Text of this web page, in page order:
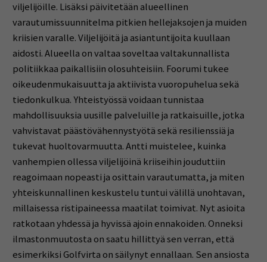
viljelijöille. Lisäksi päivitetään alueellinen
varautumissuunnitelma pitkien hellejaksojen ja muiden
kriisien varalle. Viljelijöitä ja asiantuntijoita kuullaan
aidosti. Alueella on valtaa soveltaa valtakunnallista
politiikkaa paikallisiin olosuhteisiin. Foorumi tukee
oikeudenmukaisuutta ja aktiivista vuoropuhelua sekä
tiedonkulkua. Yhteistyössä voidaan tunnistaa
mahdollisuuksia uusille palveluille ja ratkaisuille, jotka
vahvistavat päästövähennystyötä sekä resilienssiä ja
tukevat huoltovarmuutta. Antti muistelee, kuinka
vanhempien ollessa viljelijöinä kriiseihin jouduttiin
reagoimaan nopeasti ja osittain varautumatta, ja miten
yhteiskunnallinen keskustelu tuntui välillä unohtavan,
millaisessa ristipaineessa maatilat toimivat. Nyt asioita
ratkotaan yhdessä ja hyvissä ajoin ennakoiden. Onneksi
ilmastonmuutosta on saatu hillittyä sen verran, että
esimerkiksi Golfvirta on säilynyt ennallaan. Sen ansiosta